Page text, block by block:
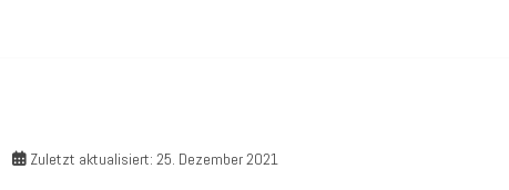
Zuletzt aktualisiert: 25. Dezember 2021